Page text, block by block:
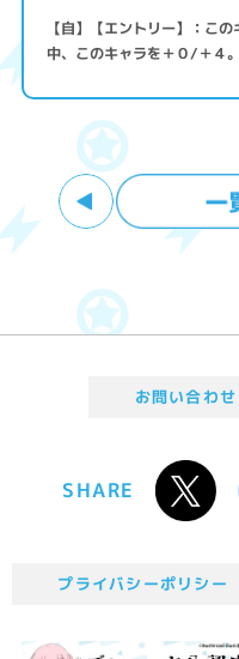
【自】【エントリー】：こ
中、このキャラを＋０/＋４。
お問い合わせ
SHARE
プライバシーポリシー